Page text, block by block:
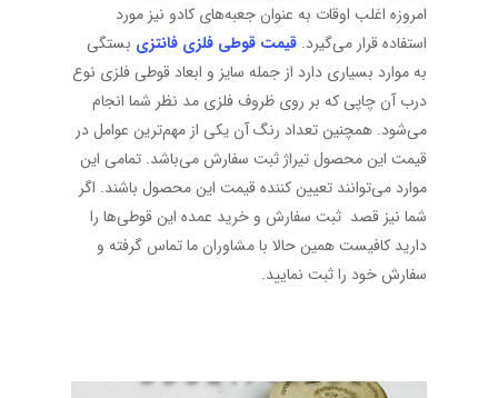
امروزه اغلب اوقات به عنوان جعبه‌های کادو نیز مورد
استفاده قرار می‌گیرد. قیمت قوطی فلزی فانتزی بستگی
به موارد بسیاری دارد از جمله سایز و ابعاد قوطی فلزی نوع
درب آن چاپی که بر روی ظروف فلزی مد نظر شما انجام
می‌شود. همچنین تعداد رنگ آن یکی از مهم‌ترین عوامل در
قیمت این محصول تیراژ ثبت سفارش می‌باشد. تمامی این
موارد می‌توانند تعیین کننده قیمت این محصول باشند. اگر
شما نیز قصد ثبت سفارش و خرید عمده این قوطی‌ها را
دارید کافیست همین حالا با مشاوران ما تماس گرفته و
سفارش خود را ثبت نمایید.